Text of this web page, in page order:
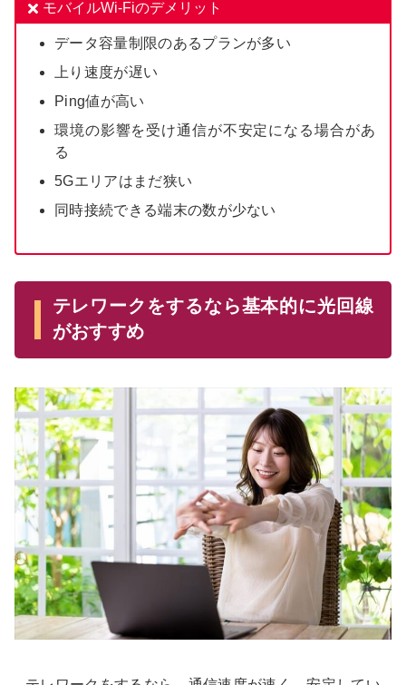
モバイルWi-Fiのデメリット
データ容量制限のあるプランが多い
上り速度が遅い
Ping値が高い
環境の影響を受け通信が不安定になる場合があ
る
5Gエリアはまだ狭い
同時接続できる端末の数が少ない
テレワークをするなら基本的に光回線
がおすすめ